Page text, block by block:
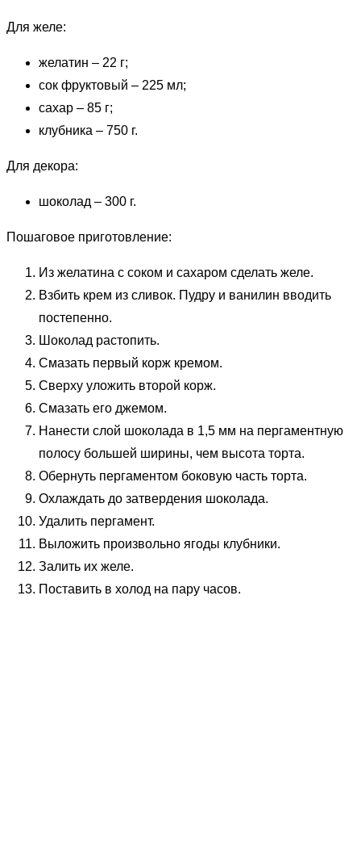
Для желе:
желатин – 22 г;
сок фруктовый – 225 мл;
сахар – 85 г;
клубника – 750 г.
Для декора:
шоколад – 300 г.
Пошаговое приготовление:
Из желатина с соком и сахаром сделать желе.
Взбить крем из сливок. Пудру и ванилин вводить
постепенно.
Шоколад растопить.
Смазать первый корж кремом.
Сверху уложить второй корж.
Смазать его джемом.
Нанести слой шоколада в 1,5 мм на пергаментную
полосу большей ширины, чем высота торта.
Обернуть пергаментом боковую часть торта.
Охлаждать до затвердения шоколада.
Удалить пергамент.
Выложить произвольно ягоды клубники.
Залить их желе.
Поставить в холод на пару часов.